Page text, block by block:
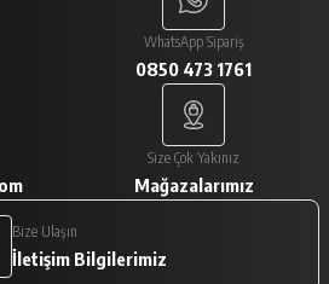
gibi
WhatsApp Sipariş
0850 473 1761
Size Çok Yakınız
Mağazalarımız
Bize Ulaşın
İletişim Bilgilerimiz